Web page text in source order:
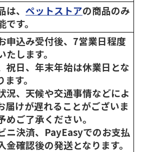
は、 ペットストアの商品のみ
す。
申込み受付後、7営業日程度
たします。
祝日、年末年始は休業日とな
す。
況、天候や交通事情などによ
届けが遅れることがございま
めご了承ください。
ニ決済、PayEasyでのお支払
金確認後の発送となります。